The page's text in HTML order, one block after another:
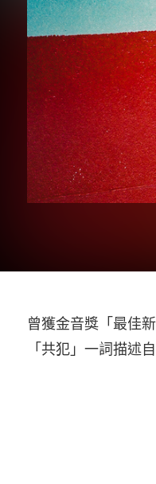
曾獲金音獎「最佳
「共犯」一詞描述